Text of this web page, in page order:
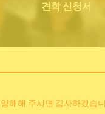
견학 신청서
해해 주시면 감사하겠습